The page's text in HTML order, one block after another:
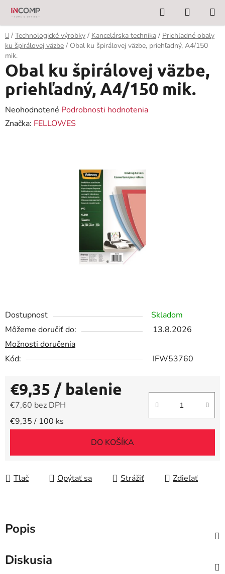
Prejsť
obsah
Hľadať
KOŠÍK
Domov
/ Technologické výrobky / Kancelárska technika / Priehľadné obaly
ku špirálovej väzbe / Obal ku špirálovej väzbe, priehľadný, A4/150
mik.
Dostupnosť
Skladom
Môžeme doručiť do:
13.8.2026
Možnosti doručenia
Kód:
IFW53760
€9,35 / balenie
€7,60 bez DPH
Jednotková cena:
€9,35 / 100 ks
DO KOŠÍKA
Tlač Opýtať sa Strážiť Zdieľať
Obal ku špirálovej väzbe,
priehľadný, A4/150 mik.
Priemerné
hodnotenie
Neohodnotené Podrobnosti hodnotenia
Značka: FELLOWES
Popis
Diskusia